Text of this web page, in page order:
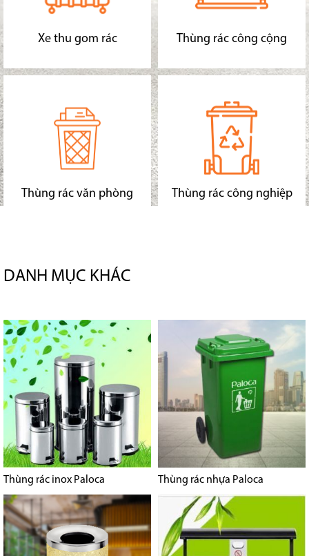
Xe thu gom rác Thùng rác công cộng
Thùng rác văn phòng Thùng rác công nghiệp
DANH MỤC KHÁC
Thùng rác inox Paloca Thùng rác nhựa Paloca